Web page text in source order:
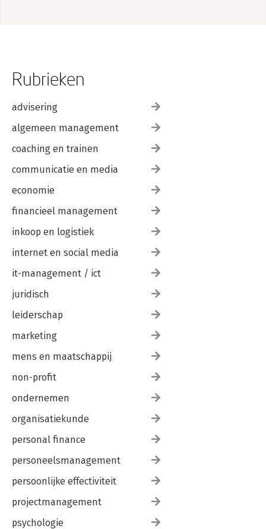
Rubrieken
advisering
algemeen management
coaching en trainen
communicatie en media
economie
financieel management
inkoop en logistiek
internet en social media
it-management / ict
juridisch
leiderschap
marketing
mens en maatschappij
non-profit
ondernemen
organisatiekunde
personal finance
personeelsmanagement
persoonlijke effectiviteit
projectmanagement
psychologie